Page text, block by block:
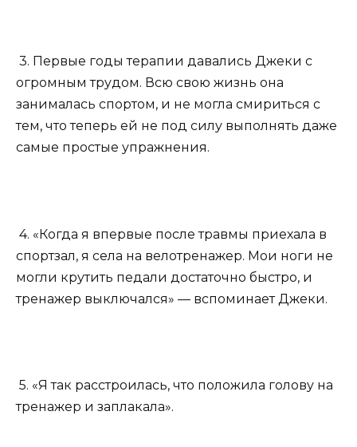
3. Первые годы терапии давались Джеки с
огромным трудом. Всю свою жизнь она
занималась спортом, и не могла смириться с
тем, что теперь ей не под силу выполнять даже
самые простые упражнения.
4. «Когда я впервые после травмы приехала в
спортзал, я села на велотренажер. Мои ноги не
могли крутить педали достаточно быстро, и
тренажер выключался» — вспоминает Джеки.
5. «Я так расстроилась, что положила голову на
тренажер и заплакала».